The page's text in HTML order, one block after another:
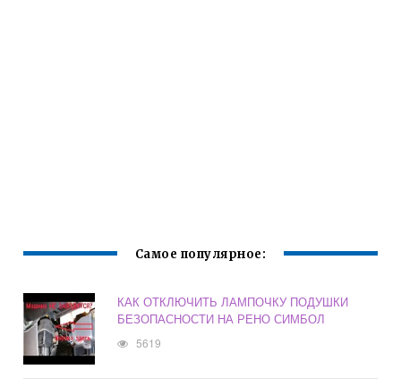
Самое популярное:
КАК ОТКЛЮЧИТЬ ЛАМПОЧКУ ПОДУШКИ
БЕЗОПАСНОСТИ НА РЕНО СИМБОЛ
5619